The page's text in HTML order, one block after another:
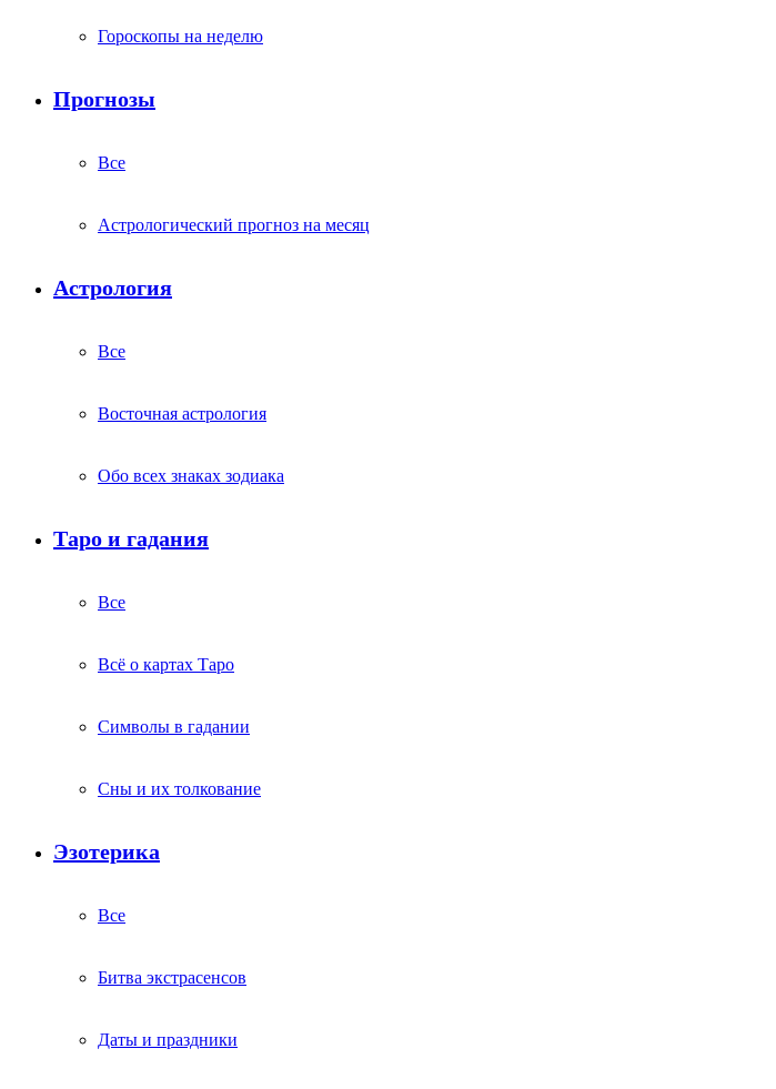
Гороскопы на неделю
Прогнозы
Все
Астрологический прогноз на месяц
Астрология
Все
Восточная астрология
Обо всех знаках зодиака
Таро и гадания
Все
Всё о картах Таро
Символы в гадании
Сны и их толкование
Эзотерика
Все
Битва экстрасенсов
Даты и праздники